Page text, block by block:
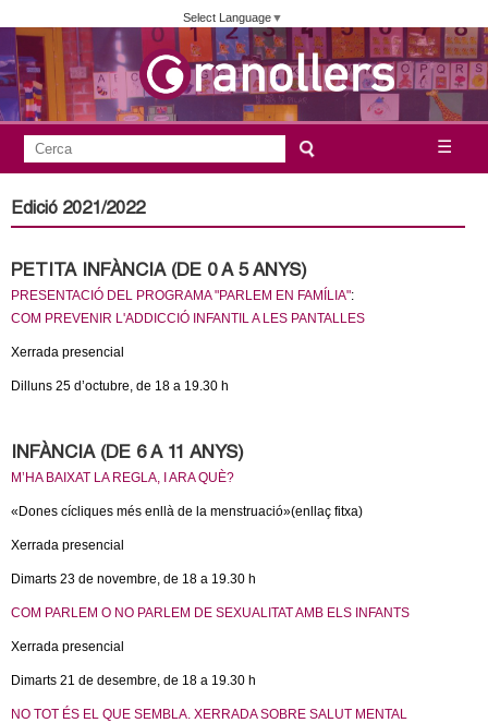
Vés
contingut
Select Language▼
u
n
a
e
n
d
e
G
☰
F
o
r
u
l
a
r
d
e
a
e
c
Edició 2021/2022
PETITA INFÀNCIA (DE 0 A 5 ANYS)
PRESENTACIÓ DEL PROGRAMA "PARLEM EN FAMÍLIA":
COM PREVENIR L'ADDICCIÓ INFANTIL A LES PANTALLES
Xerrada presencial
Dilluns 25 d’octubre, de 18 a 19.30 h
INFÀNCIA (DE 6 A 11 ANYS)
M’HA BAIXAT LA REGLA, I ARA QUÈ?
«Dones cícliques més enllà de la menstruació»(enllaç fitxa)
Xerrada presencial
Dimarts 23 de novembre, de 18 a 19.30 h
COM PARLEM O NO PARLEM DE SEXUALITAT AMB ELS INFANTS
Xerrada presencial
Dimarts 21 de desembre, de 18 a 19.30 h
NO TOT ÉS EL QUE SEMBLA. XERRADA SOBRE SALUT MENTAL